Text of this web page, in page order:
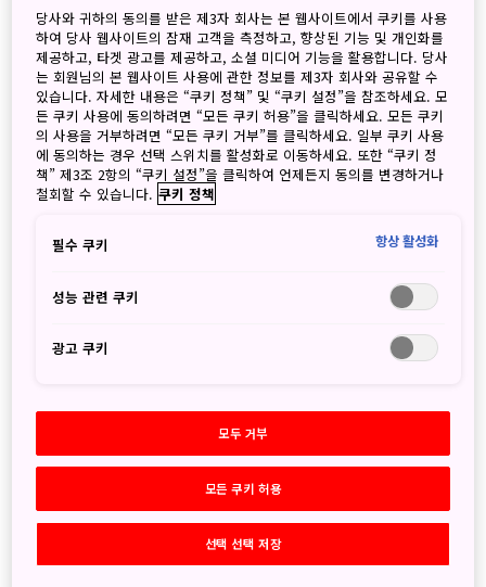
1월(4)
2025
12월(2)
11월(5)
10월(6)
9월(4)
8월(2)
7월(7)
5월(1)
3월(3)
1월(3)
12월(2)
9월(4)
7월(8)
5월(3)
당사와 귀하의 동의를 받은 제3자 회사는 본 웹사이트에서 쿠키를 사용
하여 당사 웹사이트의 잠재 고객을 측정하고, 향상된 기능 및 개인화를
제공하고, 타겟 광고를 제공하고, 소셜 미디어 기능을 활용합니다. 당사
는 회원님의 본 웹사이트 사용에 관한 정보를 제3자 회사와 공유할 수
있습니다. 자세한 내용은 “쿠키 정책” 및 “쿠키 설정”을 참조하세요. 모
든 쿠키 사용에 동의하려면 “모든 쿠키 허용”을 클릭하세요. 모든 쿠키
의 사용을 거부하려면 “모든 쿠키 거부”를 클릭하세요. 일부 쿠키 사용
에 동의하는 경우 선택 스위치를 활성화로 이동하세요. 또한 “쿠키 정
책” 제3조 2항의 “쿠키 설정”을 클릭하여 언제든지 동의를 변경하거나
철회할 수 있습니다. 쿠키 정책
필수 쿠키 항상 활성화
성능 관련 쿠키
광고 쿠키
모두 거부
모든 쿠키 허용
선택 선택 저장